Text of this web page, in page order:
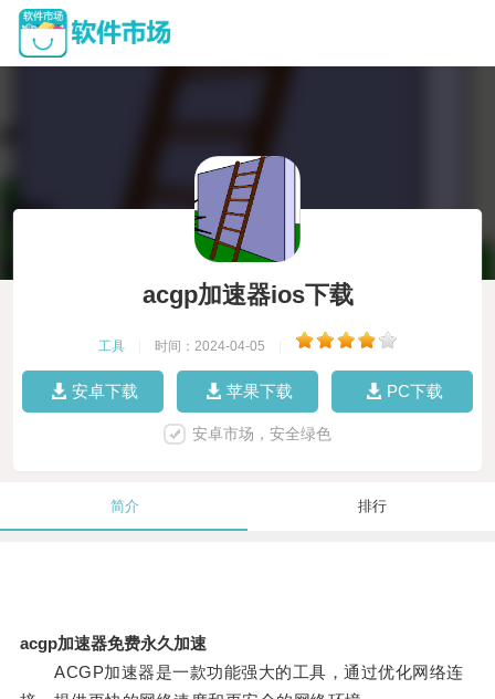
acgp加速器ios下载
工具 时间：2024-04-05
安卓下载 苹果下载 PC下载
安卓市场，安全绿色
简介 排行
acgp加速器免费永久加速
ACGP加速器是一款功能强大的工具，通过优化网络连